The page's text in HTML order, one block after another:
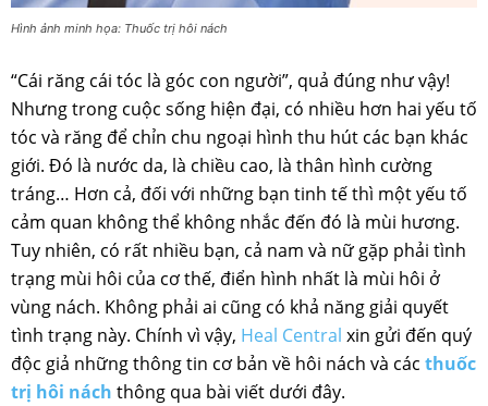
Hình ảnh minh họa: Thuốc trị hôi nách
“Cái răng cái tóc là góc con người”, quả đúng như vậy!
Nhưng trong cuộc sống hiện đại, có nhiều hơn hai yếu tố
tóc và răng để chỉn chu ngoại hình thu hút các bạn khác
giới. Đó là nước da, là chiều cao, là thân hình cường
tráng… Hơn cả, đối với những bạn tinh tế thì một yếu tố
cảm quan không thể không nhắc đến đó là mùi hương.
Tuy nhiên, có rất nhiều bạn, cả nam và nữ gặp phải tình
trạng mùi hôi của cơ thế, điển hình nhất là mùi hôi ở
vùng nách. Không phải ai cũng có khả năng giải quyết
tình trạng này. Chính vì vậy, Heal Central xin gửi đến quý
độc giả những thông tin cơ bản về hôi nách và các thuốc
trị hôi nách thông qua bài viết dưới đây.